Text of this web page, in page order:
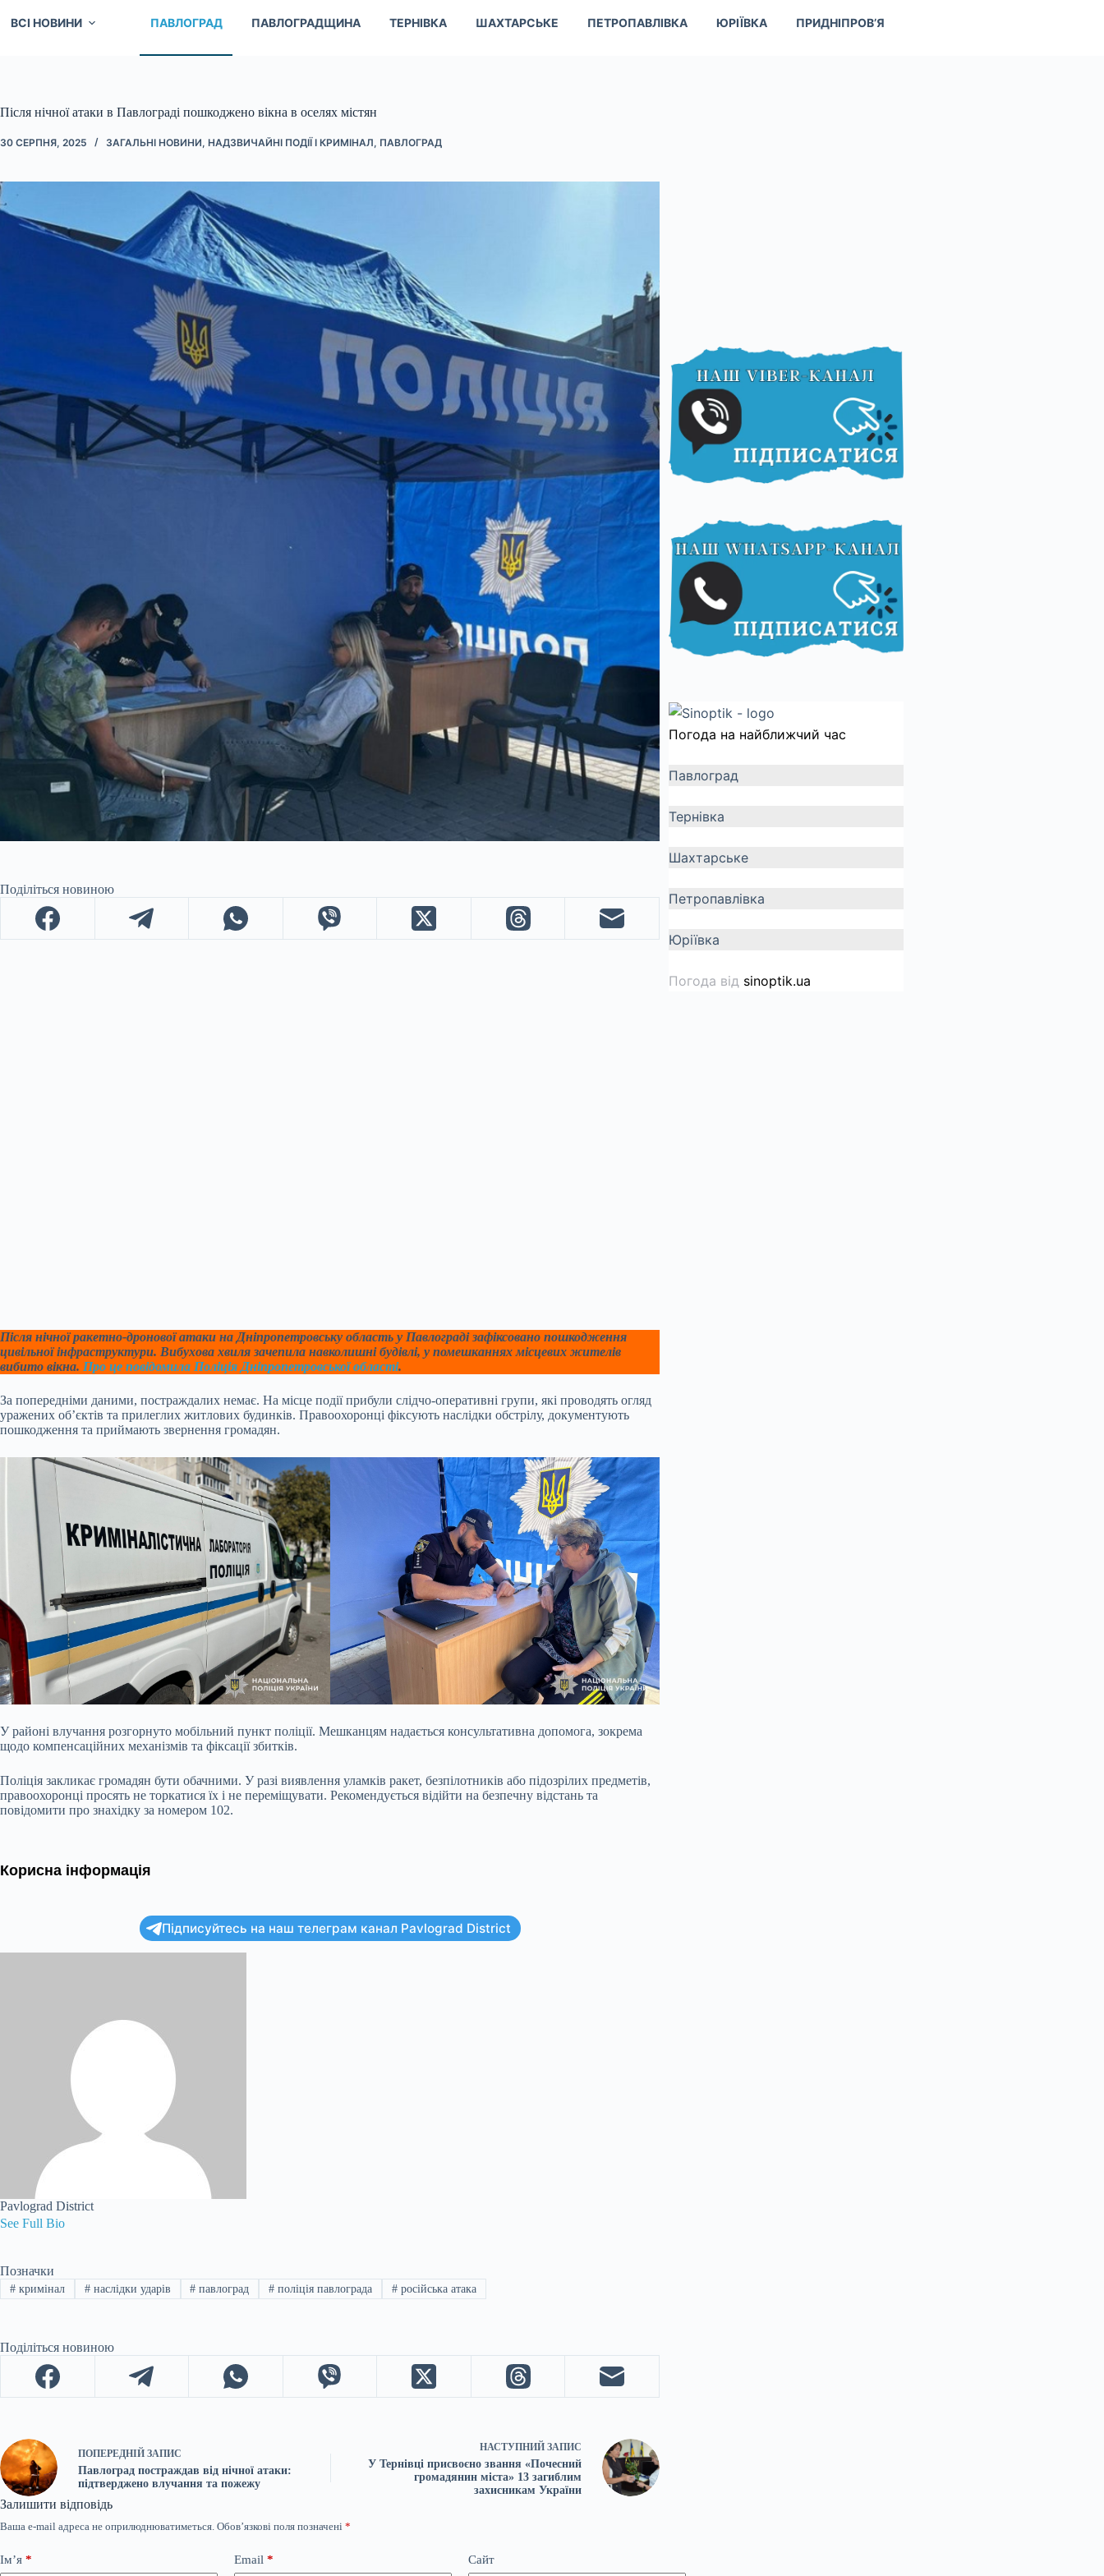
ВСІ НОВИНИ ПАВЛОГРАД ПАВЛОГРАДЩИНА ТЕРНІВКА ШАХТАРСЬКЕ ПЕТРОПАВЛІВКА ЮРІЇВКА ПРИДНІПРОВ’Я
Після нічної атаки в Павлограді пошкоджено вікна в оселях містян
30 СЕРПНЯ, 2025 ЗАГАЛЬНІ НОВИНИ, НАДЗВИЧАЙНІ ПОДІЇ І КРИМІНАЛ, ПАВЛОГРАД
Поділіться новиною
Після нічної ракетно-дронової атаки на Дніпропетровську область у Павлограді зафіксовано пошкодження
цивільної інфраструктури. Вибухова хвиля зачепила навколишні будівлі, у помешканнях місцевих жителів
вибито вікна. Про це повідомила Поліція Дніпропетровської області.
За попередніми даними, постраждалих немає. На місце події прибули слідчо-оперативні групи, які проводять огляд
уражених об’єктів та прилеглих житлових будинків. Правоохоронці фіксують наслідки обстрілу, документують
пошкодження та приймають звернення громадян.
У районі влучання розгорнуто мобільний пункт поліції. Мешканцям надається консультативна допомога, зокрема
щодо компенсаційних механізмів та фіксації збитків.
Поліція закликає громадян бути обачними. У разі виявлення уламків ракет, безпілотників або підозрілих предметів,
правоохоронці просять не торкатися їх і не переміщувати. Рекомендується відійти на безпечну відстань та
повідомити про знахідку за номером 102.
Корисна інформація
Підписуйтесь на наш телеграм канал Pavlograd District
Pavlograd District
See Full Bio
Позначки
#кримінал #наслідки ударів # павлоград # поліція павлограда # російська атака
Поділіться новиною
ПОПЕРЕДНІЙ ЗАПИС
Павлоград постраждав від нічної атаки:
підтверджено влучання та пожежу
НАСТУПНИЙ ЗАПИС
У Тернівці присвоєно звання «Почесний
громадянин міста» 13 загиблим
захисникам України
Залишити відповідь
Ваша e-mail адреса не оприлюднюватиметься. Обов’язкові поля позначені *
Ім’я * Email * Сайт
Погода на найближчий час
Павлоград
Тернівка
Шахтарське
Петропавлівка
Юріївка
Погода від sinoptik.ua